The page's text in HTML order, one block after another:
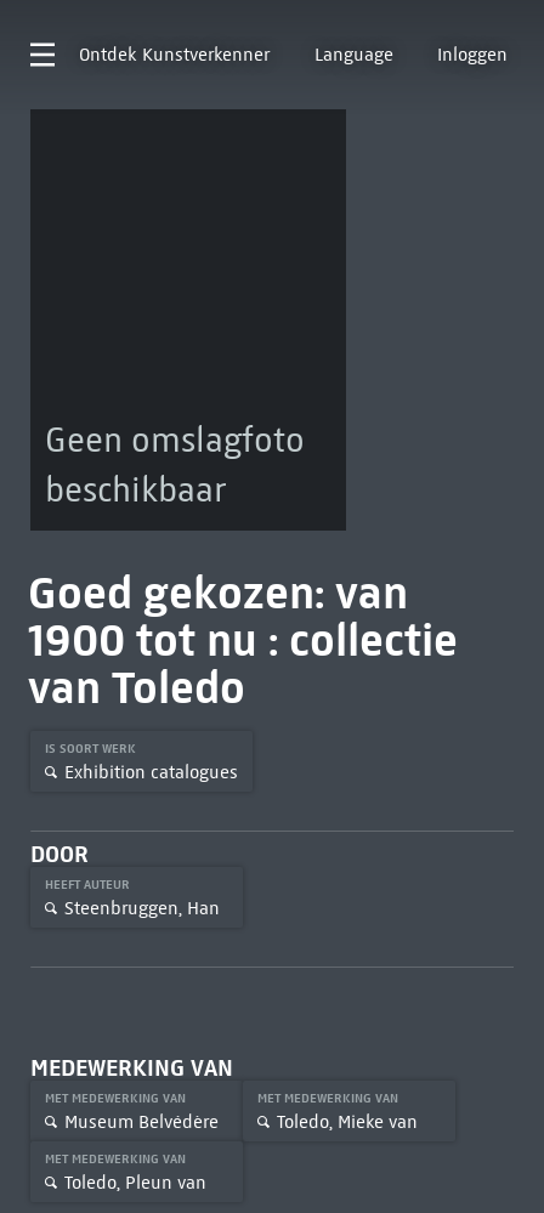
Ontdek Kunstverkenner Language Inloggen
Geen omslagfoto
beschikbaar
Goed gekozen: van
1900 tot nu : collectie
van Toledo
IS SOORT WERK
Exhibition catalogues
DOOR
HEEFT AUTEUR
Steenbruggen, Han
MEDEWERKING VAN
MET MEDEWERKING VAN
Museum Belvédère
MET MEDEWERKING VAN
Toledo, Mieke van
MET MEDEWERKING VAN
Toledo, Pleun van